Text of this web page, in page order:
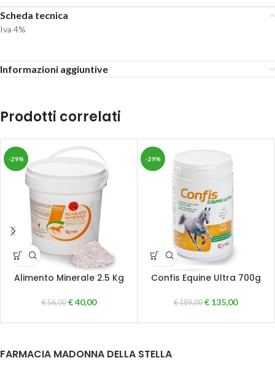
Scheda tecnica
Iva 4%
Informazioni aggiuntive
Prodotti correlati
-29%
Alimento Minerale 2.5 Kg
€56,00 €40,00
-29%
Confis Equine Ultra 700g
€189,00 € 135,00
FARMACIA MADONNA DELLA STELLA